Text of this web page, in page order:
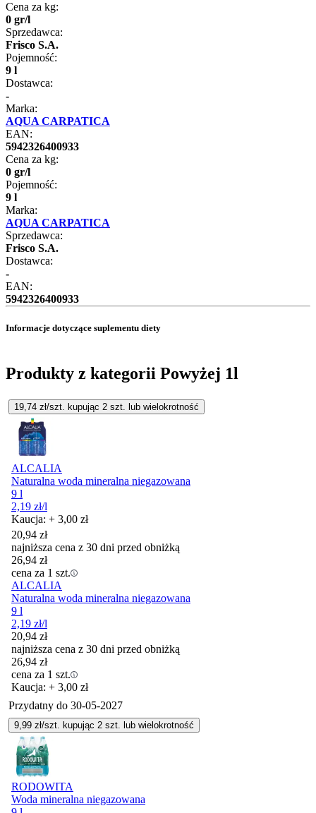
Cena za kg:
0 gr/l
Sprzedawca:
Frisco S.A.
Pojemność:
9 l
Dostawca:
-
Marka:
AQUA CARPATICA
EAN:
5942326400933
Cena za kg:
0 gr/l
Pojemność:
9 l
Marka:
AQUA CARPATICA
Sprzedawca:
Frisco S.A.
Dostawca:
-
EAN:
5942326400933
Informacje dotyczące suplementu diety
Produkty z kategorii Powyżej 1l
19,74 zł/szt. kupując 2 szt. lub wielokrotność
ALCALIA
Naturalna woda mineralna niegazowana
9 l
2,19 zł/l
Kaucja: + 3,00 zł
20,94 zł
najniższa cena z 30 dni przed obniżką
26,94 zł
cena za 1 szt.
ALCALIA
Naturalna woda mineralna niegazowana
9 l
2,19 zł/l
20,94 zł
najniższa cena z 30 dni przed obniżką
26,94 zł
cena za 1 szt.
Kaucja: + 3,00 zł
Przydatny do 30-05-2027
9,99 zł/szt. kupując 2 szt. lub wielokrotność
RODOWITA
Woda mineralna niegazowana